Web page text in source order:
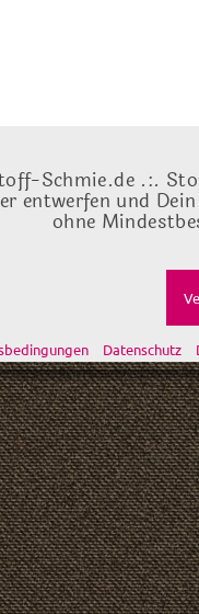
Schmie.de .:.
entwerfen und
ohne
Datenschutz